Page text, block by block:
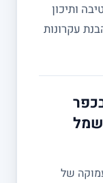
ותיכון
על הבנת עקרונות
של